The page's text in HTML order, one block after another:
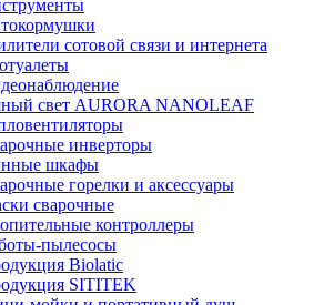
сотовой связи и интернета
свет AURORA NANOLEAF
инверторы
шкафы
горелки и аксессуары
сварочные
контроллеры
пылесосы
Biolatic
SITITEK